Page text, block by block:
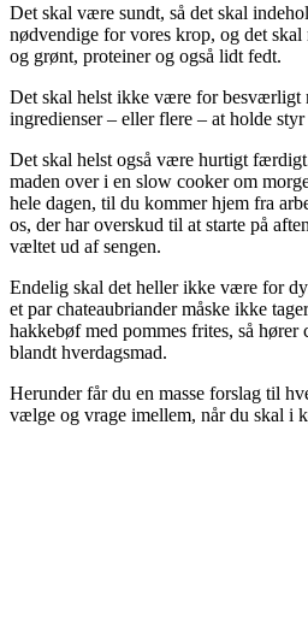
Det skal være sundt, så det skal
nødvendige for vores krop, og det
og grønt, proteiner og også lidt fedt.
Det skal helst ikke være for besværligt
ingredienser – eller flere – at holde styr
Det skal helst også være hurtigt
maden over i en slow cooker om
hele dagen, til du kommer hjem fra
os, der har overskud til at starte på
væltet ud af sengen.
Endelig skal det heller ikke være for
et par chateaubriander måske ikke
hakkebøf med pommes frites, så
blandt hverdagsmad.
Herunder får du en masse forslag til
vælge og vrage imellem, når du skal i